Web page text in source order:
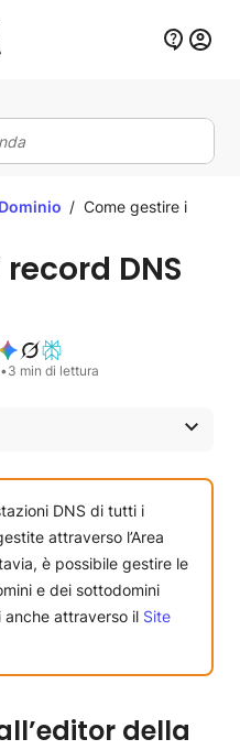
/ Come gestire i
DNS
•3 min di lettura
record DNS esistente in
in Site Tools
per i record DNS
DNS di tutti i
attraverso l’Area
è possibile gestire le
e dei sottodomini
attraverso il Site
della